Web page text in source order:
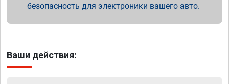
безопасность для электроники вашего авто.
Ваши действия: